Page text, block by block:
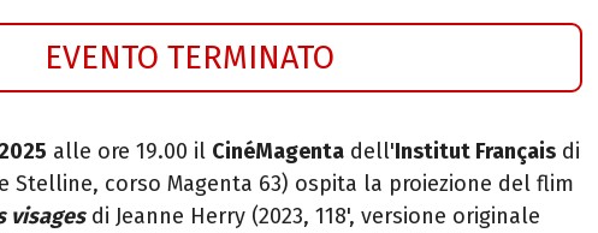
EVENTO TERMINATO
alle ore 19.00 il CinéMagenta dell'Institut Français di
Stelline, corso Magenta 63) ospita la proiezione del flim
visages di Jeanne Herry (2023, 118', versione originale